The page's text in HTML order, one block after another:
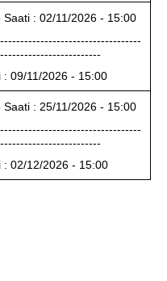
Saati : 02/11/2026 - 15:00
: 09/11/2026 - 15:00
Saati : 25/11/2026 - 15:00
: 02/12/2026 - 15:00